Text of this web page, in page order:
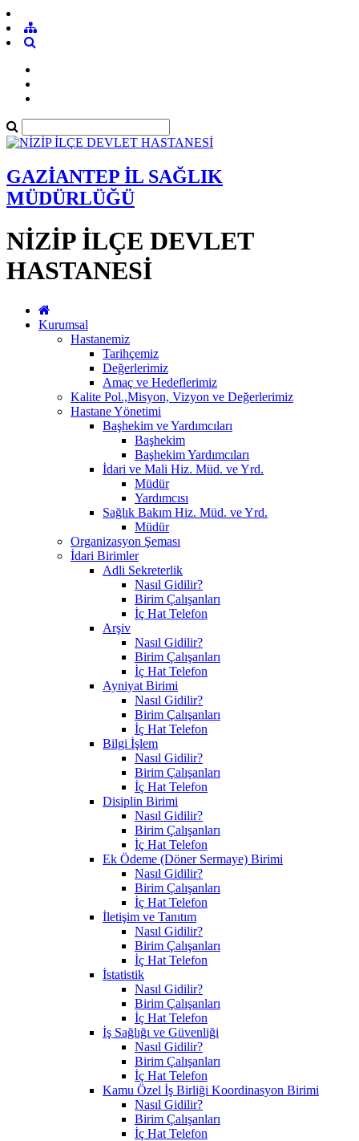
GAZİANTEP İL SAĞLIK
MÜDÜRLÜĞÜ
NİZİP İLÇE DEVLET
HASTANESİ
Kurumsal
Hastanemiz
Tarihçemiz
Değerlerimiz
Amaç ve Hedeflerimiz
Kalite Pol.,Misyon, Vizyon ve Değerlerimiz
Hastane Yönetimi
Başhekim ve Yardımcıları
Başhekim
Başhekim Yardımcıları
İdari ve Mali Hiz. Müd. ve Yrd.
Müdür
Yardımcısı
Sağlık Bakım Hiz. Müd. ve Yrd.
Müdür
Organizasyon Şeması
İdari Birimler
Adli Sekreterlik
Nasıl Gidilir?
Birim Çalışanları
İç Hat Telefon
Arşiv
Nasıl Gidilir?
Birim Çalışanları
İç Hat Telefon
Ayniyat Birimi
Nasıl Gidilir?
Birim Çalışanları
İç Hat Telefon
Bilgi İşlem
Nasıl Gidilir?
Birim Çalışanları
İç Hat Telefon
Disiplin Birimi
Nasıl Gidilir?
Birim Çalışanları
İç Hat Telefon
Ek Ödeme (Döner Sermaye) Birimi
Nasıl Gidilir?
Birim Çalışanları
İç Hat Telefon
İletişim ve Tanıtım
Nasıl Gidilir?
Birim Çalışanları
İç Hat Telefon
İstatistik
Nasıl Gidilir?
Birim Çalışanları
İç Hat Telefon
İş Sağlığı ve Güvenliği
Nasıl Gidilir?
Birim Çalışanları
İç Hat Telefon
Kamu Özel İş Birliği Koordinasyon Birimi
Nasıl Gidilir?
Birim Çalışanları
İç Hat Telefon